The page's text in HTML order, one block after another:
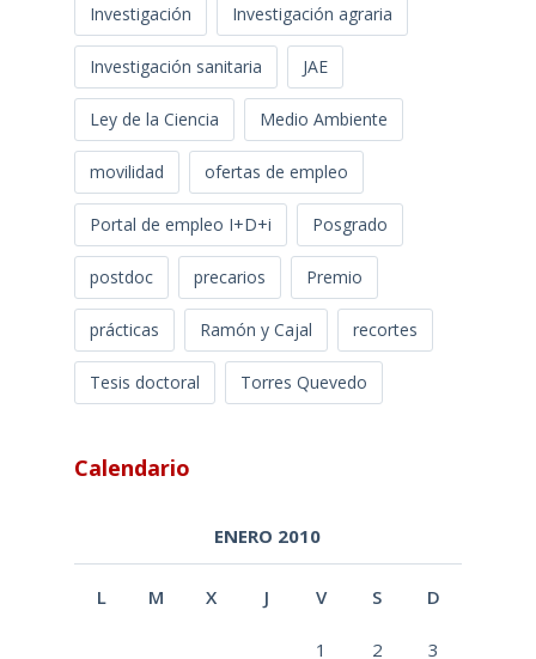
Investigación Investigación agraria
Investigación sanitaria JAE
Ley de la Ciencia Medio Ambiente
movilidad ofertas de empleo
Portal de empleo I+D+i Posgrado
postdoc precarios Premio
prácticas Ramón y Cajal recortes
Tesis doctoral Torres Quevedo
Calendario
ENERO 2010
L M X J V S D
1 2 3